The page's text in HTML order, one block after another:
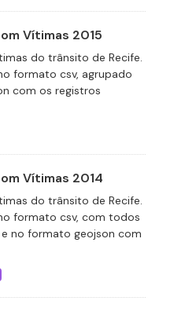
Vítimas 2015
do trânsito de Recife.
formato csv, agrupado
com os registros
Vítimas 2014
do trânsito de Recife.
formato csv, com todos
no formato geojson com